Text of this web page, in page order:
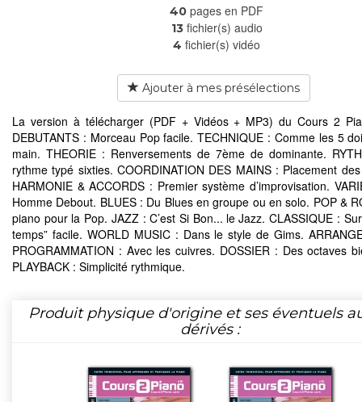
40 pages en PDF
13 fichier(s) audio
4 fichier(s) vidéo
Ajouter à mes présélections
La version à télécharger (PDF + Vidéos + MP3) du Cours 2
DEBUTANTS : Morceau Pop facile. TECHNIQUE : Comme les 5
main. THEORIE : Renversements de 7ème de dominante.
rythme typé sixties. COORDINATION DES MAINS : Placement
HARMONIE & ACCORDS : Premier système d’improvisation.
Homme Debout. BLUES : Du Blues en groupe ou en solo. POP &
piano pour la Pop. JAZZ : C’est Si Bon... le Jazz. CLASSIQUE :
temps” facile. WORLD MUSIC : Dans le style de Gims.
PROGRAMMATION : Avec les cuivres. DOSSIER : Des octaves
PLAYBACK : Simplicité rythmique.
Produit physique d'origine et ses éventuels
dérivés :